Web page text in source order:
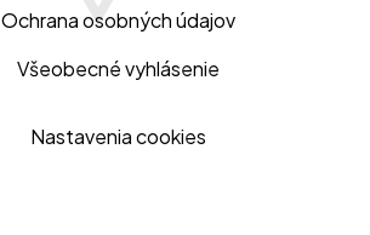
Ochrana osobných údajov
Všeobecné vyhlásenie
Nastavenia cookies